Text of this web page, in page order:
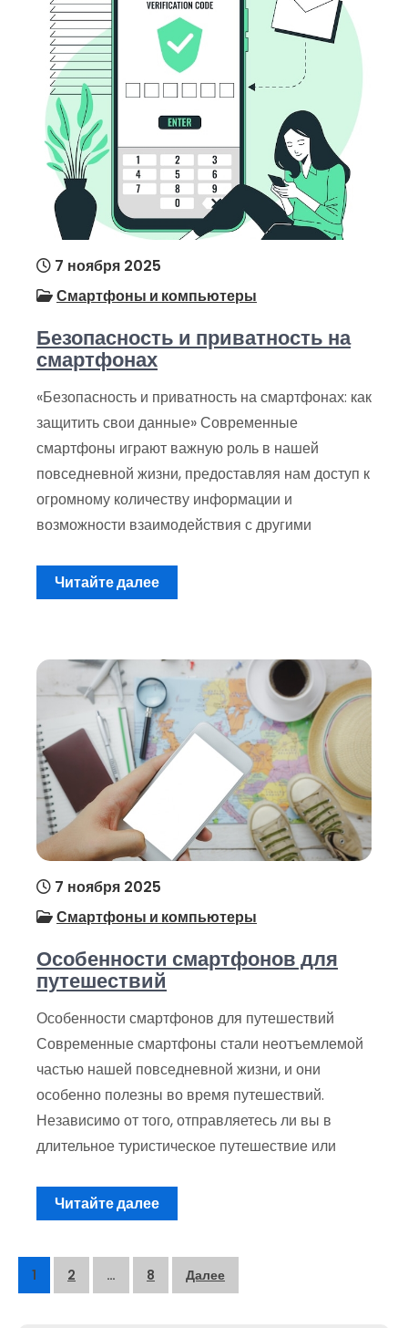
7 ноября 2025
Смартфоны и компьютеры
Безопасность и приватность на
смартфонах
«Безопасность и приватность на смартфонах: как
защитить свои данные» Современные
смартфоны играют важную роль в нашей
повседневной жизни, предоставляя нам доступ к
огромному количеству информации и
возможности взаимодействия с другими
Читайте далее
7 ноября 2025
Смартфоны и компьютеры
Особенности смартфонов для
путешествий
Особенности смартфонов для путешествий
Современные смартфоны стали неотъемлемой
частью нашей повседневной жизни, и они
особенно полезны во время путешествий.
Независимо от того, отправляетесь ли вы в
длительное туристическое путешествие или
Читайте далее
Пагинация
1 2 … 8 Далее